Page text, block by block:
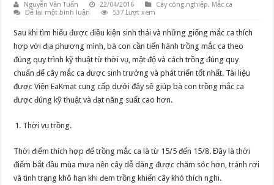
Nguyễn Văn Tuấn 22/04/2016 Cây công nghiệp, Mắc ca
Để lại một bình luận
537 Lượt xem
Sau khi tìm hiểu được điều kiện sinh thái và những giống mắc ca thích
hợp với địa phương mình, bà con cần tiến hành trồng mắc ca theo
đúng quy trình kỹ thuật từ thời vụ, mật độ và cách trồng đúng quy
chuẩn để cây mắc ca được sinh trưởng và phát triển tốt nhất. Tài liệu
được Viện EaKmat cung cấp dưới đây sẽ giúp bà con trồng mắc ca
được đúng kỹ thuật và đạt năng suất cao hơn.
Thời vụ trồng.
Thời điểm thích hợp để trồng mắc ca là từ 15/5 đến 15/8. Đây là thời
điểm bắt đầu mùa mưa nên cây dễ dàng được chăm sóc hơn, tránh rơi
và tình trạng khô hạn khi đem trồng khiến cây khó thích nghi.